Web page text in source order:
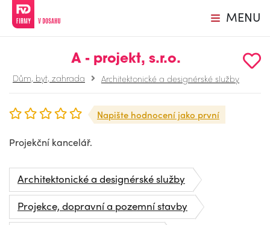
MENU
A - projekt, s.r.o.
Dům, byt, zahrada Architektonické a designérské služby
Napište hodnocení jako první
Projekční kancelář.
Architektonické a designérské služby
Projekce, dopravní a pozemní stavby